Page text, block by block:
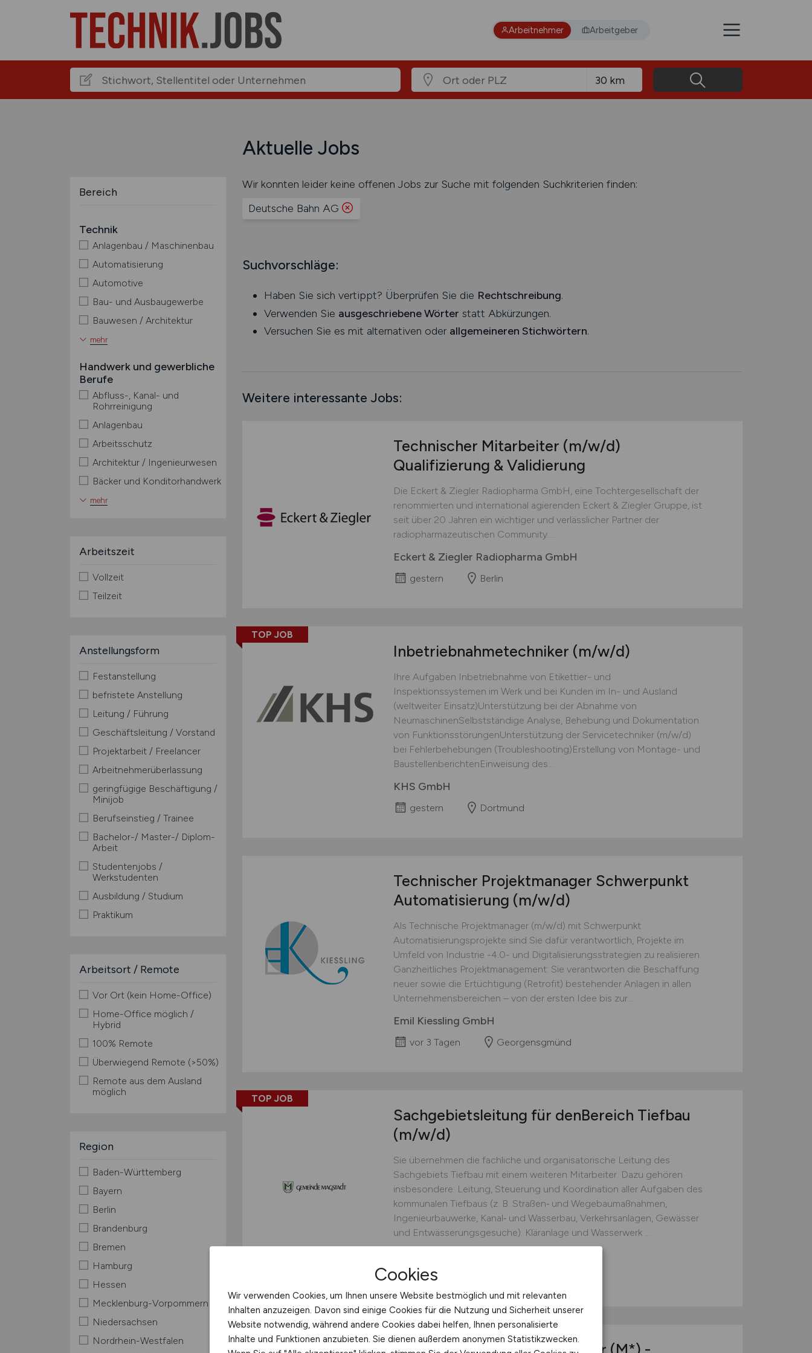
Arbeitnehmer Arbeitgeber
Aktuelle Jobs
Bereich
Technik
Anlagenbau / Maschinenbau
Automatisierung
Automotive
Bau- und Ausbaugewerbe
Bauwesen / Architektur
mehr
Handwerk und gewerbliche
Berufe
Abfluss-, Kanal- und
Rohrreinigung
Anlagenbau
Arbeitsschutz
Architektur / Ingenieurwesen
Bäcker und Konditorhandwerk
mehr
Arbeitszeit
Vollzeit
Teilzeit
Anstellungsform
Festanstellung
befristete Anstellung
Leitung / Führung
Geschäftsleitung / Vorstand
Projektarbeit / Freelancer
Arbeitnehmerüberlassung
geringfügige Beschäftigung /
Minijob
Berufseinstieg / Trainee
Bachelor-/ Master-/ Diplom-
Arbeit
Studentenjobs /
Werkstudenten
Ausbildung / Studium
Praktikum
Arbeitsort / Remote
Vor Ort (kein Home-Office)
Home-Office möglich /
Hybrid
100% Remote
Überwiegend Remote (>50%)
Remote aus dem Ausland
möglich
Region
Baden-Württemberg
Bayern
Berlin
Brandenburg
Bremen
Hamburg
Hessen
Mecklenburg-Vorpommern
Niedersachsen
Nordrhein-Westfalen
Wir konnten leider keine offenen Jobs zur Suche mit folgenden Suchkriterien finden:
Deutsche Bahn AG
Suchvorschläge:
Haben Sie sich vertippt? Überprüfen Sie die Rechtschreibung.
Verwenden Sie ausgeschriebene Wörter statt Abkürzungen.
Versuchen Sie es mit alternativen oder allgemeineren Stichwörtern.
Weitere interessante Jobs:
Technischer Mitarbeiter (m/w/d)
Qualifizierung & Validierung
Die Eckert & Ziegler Radiopharma GmbH, eine Tochtergesellschaft der
renommierten und international agierenden Eckert & Ziegler Gruppe, ist
seit über 20 Jahren ein wichtiger und verlässlicher Partner der
radiopharmazeutischen Community....
Eckert & Ziegler Radiopharma GmbH
gestern Berlin
TOP JOB
Inbetriebnahmetechniker (m/w/d)
Ihre Aufgaben Inbetriebnahme von Etikettier- und
Inspektionssystemen im Werk und bei Kunden im In- und Ausland
(weltweiter Einsatz)Unterstützung bei der Abnahme von
NeumaschinenSelbstständige Analyse, Behebung und Dokumentation
von FunktionsstörungenUnterstützung der Servicetechniker (m/w/d)
bei Fehlerbehebungen (Troubleshooting)Erstellung von Montage- und
BaustellenberichtenEinweisung des...
KHS GmbH
gestern Dortmund
Technischer Projektmanager Schwerpunkt
Automatisierung (m/w/d)
Als Technische Projektmanager (m/w/d) mit Schwerpunkt
Automatisierungsprojekte sind Sie dafür verantwortlich, Projekte im
Umfeld von Industrie -4.0- und Digitalisierungsstrategien zu realisieren.
Ganzheitliches Projektmanagement: Sie verantworten die Beschaffung
neuer sowie die Ertüchtigung (Retrofit) bestehender Anlagen in allen
Unternehmensbereichen – von der ersten Idee bis zur...
Emil Kiessling GmbH
vor 3 Tagen Georgensgmünd
TOP JOB
Sachgebietsleitung für denBereich Tiefbau
(m/w/d)
Sie übernehmen die fachliche und organisatorische Leitung des
Sachgebiets Tiefbau mit einem weiteren Mitarbeiter. Dazu gehören
insbesondere: Leitung, Steuerung und Koordination aller Auf­gaben des
kommunalen Tiefbaus (z. B. Straßen‑ und Wegebaumaßnahmen,
Ingenieurbauwerke, Kanal‑ und Wasserbau, Verkehrsanlagen, Ge­wässer
und Entwässerungsgesuche). Kläranlage und Wasserwerk ...
vor 3 Tagen
Anlagen- und Maschinenführer (M*) -
Cookies
Wir verwenden Cookies, um Ihnen unsere Website bestmöglich und mit relevanten
Inhalten anzuzeigen. Davon sind einige Cookies für die Nutzung und Sicherheit unserer
Website notwendig, während andere Cookies dabei helfen, Ihnen personalisierte
Inhalte und Funktionen anzubieten. Sie dienen außerdem anonymen Statistikzwecken.